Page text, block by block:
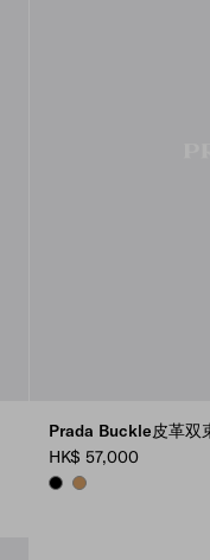
Prada Buckle皮革双
HK$ 57,000
BLACKCARAMEL